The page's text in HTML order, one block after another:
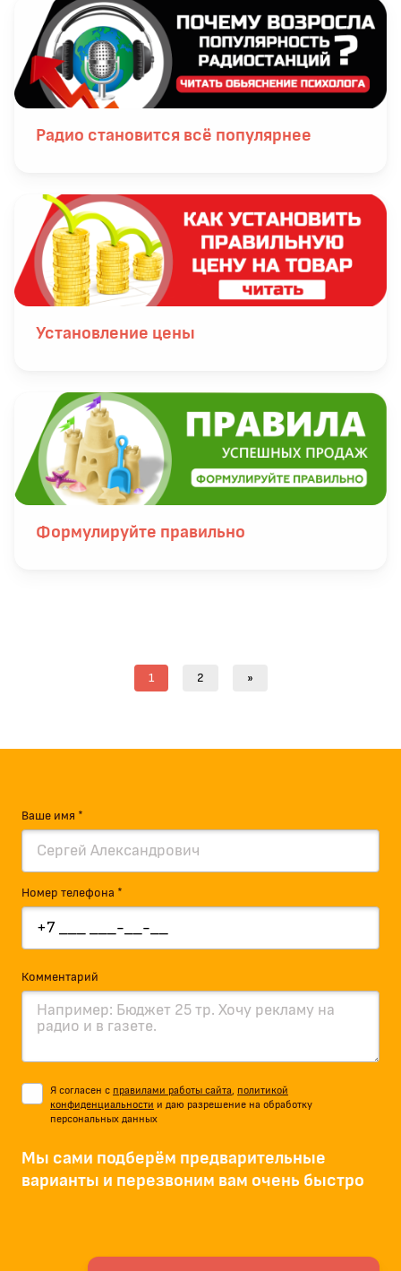
Радио становится всё популярнее
Установление цены
Формулируйте правильно
1 (current)
2 »Next
Ваше имя *
Номер телефона *
Комментарий
Я согласен с правилами работы сайта
политикой
конфиденциальности и даю разрешение на обработку
персональных данных
Мы сами подберём предварительные
варианты и перезвоним вам очень быстро